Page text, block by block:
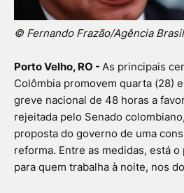
© Fernando Frazão/Agência Brasil
Porto Velho, RO - As principais
Colômbia promovem quarta (28)
greve nacional de 48 horas a
rejeitada pelo Senado
proposta do governo de uma
reforma. Entre as medidas, está
para quem trabalha à noite, nos